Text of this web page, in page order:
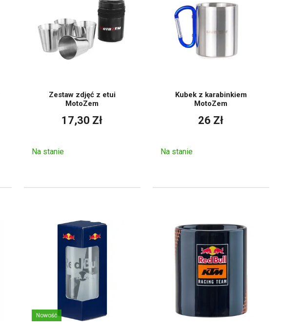
Zestaw zdjęć z etui
MotoZem
17,30 Zł
Na stanie
Kubek z karabinkiem
MotoZem
26 Zł
Na stanie
Nowość